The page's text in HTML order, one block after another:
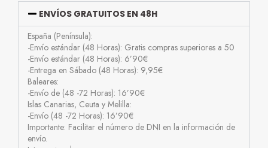
ENVÍOS GRATUITOS EN 48H
España (Península):
-Envío estándar (48 Horas): Gratis compras superiores a 50
-Envío estándar (48 Horas): 6’90€
-Entrega en Sábado (48 Horas): 9,95€
Baleares:
-Envío de (48 -72 Horas): 16’90€
Islas Canarias, Ceuta y Melilla:
-Envío (48 -72 Horas): 16’90€
Importante: Facilitar el número de DNI en la información de
envío.